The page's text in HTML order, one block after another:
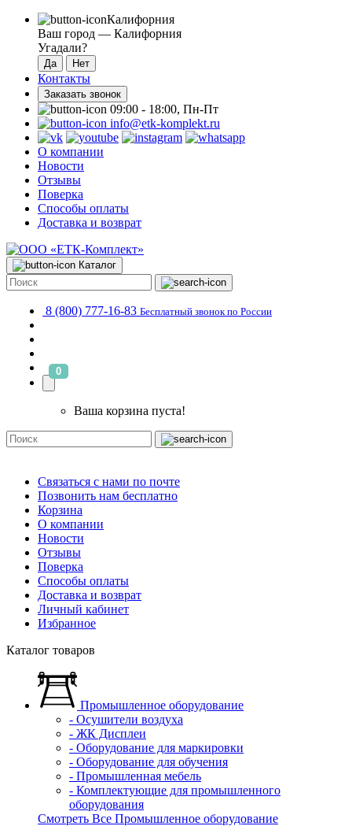
Калифорния
Ваш город — Калифорния
Угадали?
Контакты
Заказать звонок
09:00 - 18:00, Пн-Пт
info@etk-komplekt.ru
О компании
Новости
Отзывы
Поверка
Способы оплаты
Доставка и возврат
Каталог
8 (800) 777-16-83 Бесплатный звонок по России
0
Ваша корзина пуста!
Связаться с нами по почте
Позвонить нам бесплатно
Корзина
О компании
Новости
Отзывы
Поверка
Способы оплаты
Доставка и возврат
Личный кабинет
Избранное
Каталог товаров
Промышленное оборудование
- Осушители воздуха
- ЖК Дисплеи
- Оборудование для маркировки
- Оборудование для обучения
- Промышленная мебель
- Комплектующие для промышленного
оборудования
Смотреть Все Промышленное оборудование